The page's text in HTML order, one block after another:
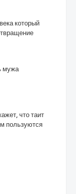
который
мужа
что таит
пользуются